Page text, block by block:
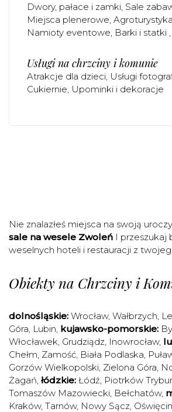
Dwory, pałace i zamki Sale
Miejsca plenerowe
Namioty eventowe Barki i statki
Usługi na chrzciny i komunie
Atrakcje dla dzieci Usługi
Cukiernie Upominki i dekoracje
Nie znalazłeś miejsca na swoją
sale na wesele Zwoleń I przeszukaj
weselnych hoteli i restauracji z
Obiekty na Chrzciny i
dolnośląskie: Wrocław, Wałbrzych,
Góra, Lubin, kujawsko-pomorskie:
Włocławek, Grudziądz, Inowrocław,
Chełm, Zamość, Biała Podlaska,
Gorzów Wielkopolski, Zielona Góra,
Żagań, łódzkie: Łódź, Piotrków
Tomaszów Mazowiecki, Bełchatów,
Kraków, Tarnów, Nowy Sącz,